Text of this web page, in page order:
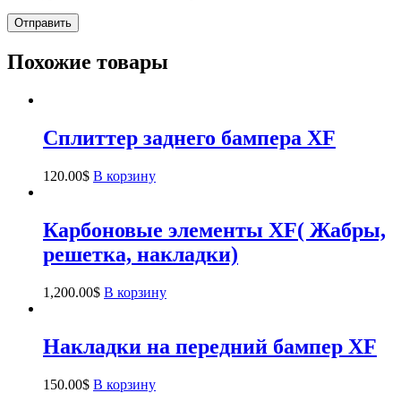
Похожие товары
Сплиттер заднего бампера XF
120.00$ В корзину
Карбоновые элементы XF( Жабры,
решетка, накладки)
1,200.00$ В корзину
Накладки на передний бампер XF
150.00$ В корзину